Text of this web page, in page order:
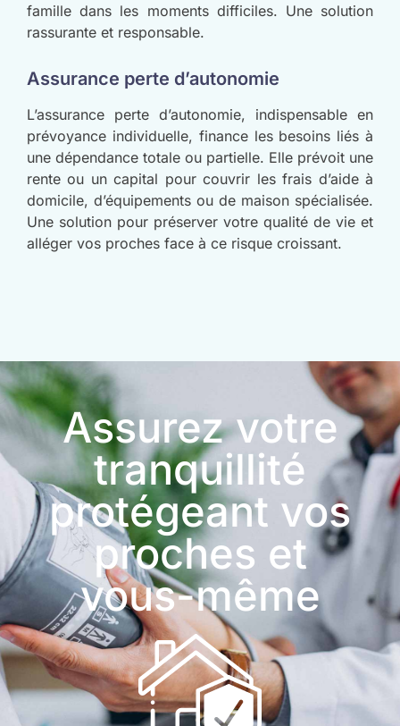
famille dans les moments difficiles. Une solution
rassurante et responsable.
Assurance perte d’autonomie
L’assurance perte d’autonomie, indispensable en
prévoyance individuelle, finance les besoins liés à
une dépendance totale ou partielle. Elle prévoit une
rente ou un capital pour couvrir les frais d’aide à
domicile, d’équipements ou de maison spécialisée.
Une solution pour préserver votre qualité de vie et
alléger vos proches face à ce risque croissant.
Assurez votre
tranquillité
protégeant vos
proches et
vous-même